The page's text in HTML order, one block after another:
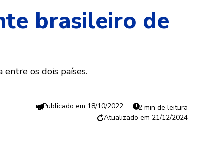
brasileiro de
entre os dois países.
18/10/2022
2 min de leitura
21/12/2024